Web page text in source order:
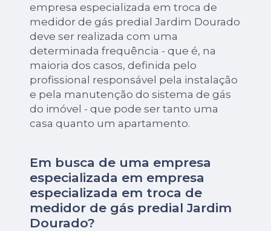
empresa especializada em troca de
medidor de gás predial Jardim Dourado
deve ser realizada com uma
determinada frequência - que é, na
maioria dos casos, definida pelo
profissional responsável pela instalação
e pela manutenção do sistema de gás
do imóvel - que pode ser tanto uma
casa quanto um apartamento.
Em busca de uma empresa
especializada em empresa
especializada em troca de
medidor de gás predial Jardim
Dourado?